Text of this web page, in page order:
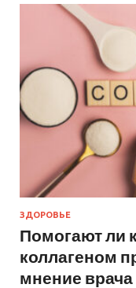
ЗДОРОВЬЕ
Помогают ли
коллагеном
мнение врача